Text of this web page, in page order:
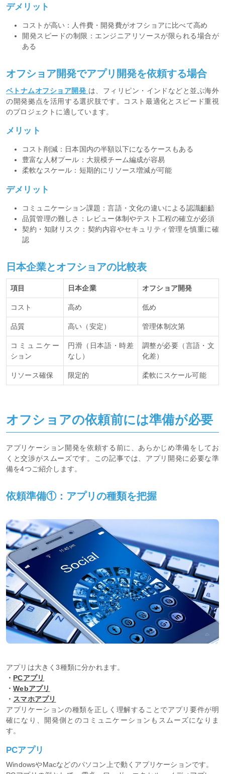
デメリット
コストが高い：人件費・開発費がオフショアに比べて高め
開発スピードの制限：エンジニアリソースが限られる場合が
ある
オフショア開発でアプリ開発を依頼する場合
ベトナムオフショア開発 は、フィリピン・インドなどと並ぶ海外
の開発拠点を活用する選択肢です。コスト最適化とスピード重視
のプロジェクトに適しています。
メリット
コスト削減：日本国内の半額以下になるケースもある
豊富な人材プール：大規模チーム編成が容易
柔軟なスケール：短期的にリソース増減が可能
デメリット
コミュニケーション課題：言語・文化の違いによる認識齟齬
品質管理の難しさ：レビュー体制やテスト工程の確立が必須
契約・知財リスク：契約内容やセキュリティ管理を慎重に確
認
日本企業とオフショアの比較表
項目 日本企業 オフショア開発
コスト 高め 低め
品質 高い（安定） 管理体制次第
コミュニケー
ション
円滑（日本語・時差
なし）
調整が必要（言語・文
化差）
リソース確保 限定的 柔軟にスケール可能
オフショアの依頼前には準備が必要
アプリケーション開発を依頼する前に、あらかじめ準備をしてお
くと交渉がスムーズです。この記事では、アプリ開発に必要な準
備を4つご紹介します。
依頼準備①：アプリの種類を把握
アプリは大きく3種類に分かれます。
・ PCアプリ
・Webアプリ
・ スマホアプリ
アプリケーションの種類を正しく理解することでアプリ要件が明
確になり、開発側とのコミュニケーションもスムーズになりま
す。
PCアプリ
WindowsやMacなどのパソコン上で動くアプリケーションです。